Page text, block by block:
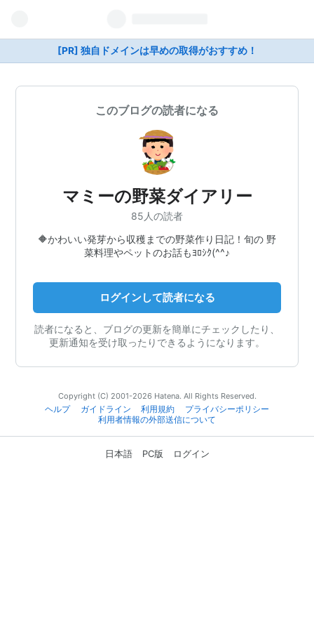
[PR] 独自ドメインは早めの取得がおすすめ！
このブログの読者になる
マミーの野菜ダイアリー
85人の読者
🔶かわいい発芽から収穫までの野菜作り日記！旬の 野
菜料理やペットのお話もﾖﾛｼｸ(^^♪
ログインして読者になる
読者になると、ブログの更新を簡単にチェックしたり、
更新通知を受け取ったりできるようになります。
Copyright (C) 2001-2026 Hatena. All Rights Reserved.
ヘルプ
ガイドライン 利用規約
プライバシーポリシー
利用者情報の外部送信について
日本語 PC版 ログイン